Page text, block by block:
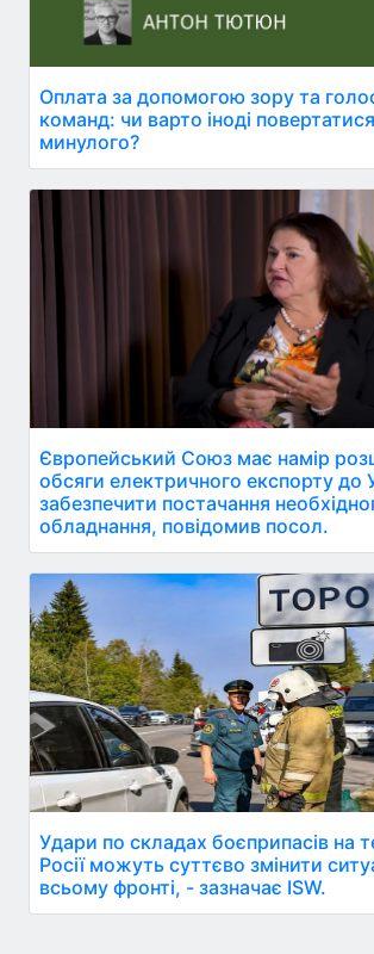
Оплата за допомогою зору та
команд: чи варто іноді
минулого?
Європейський Союз має намір
обсяги електричного експорту до
забезпечити постачання
обладнання, повідомив посол.
Удари по складах боєприпасів на
Росії можуть суттєво змінити
всьому фронті, - зазначає ISW.